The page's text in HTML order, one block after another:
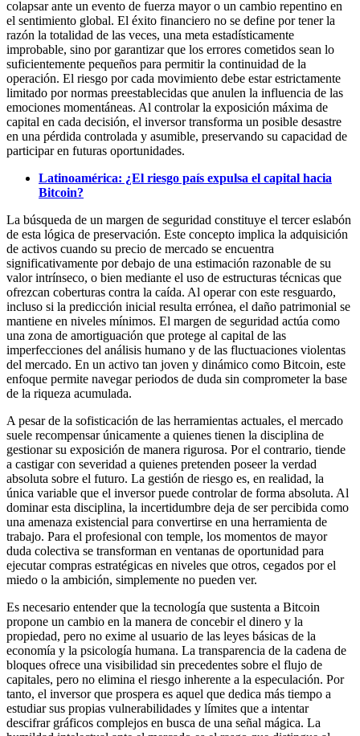
colapsar ante un evento de fuerza mayor o un cambio repentino en
el sentimiento global. El éxito financiero no se define por tener la
razón la totalidad de las veces, una meta estadísticamente
improbable, sino por garantizar que los errores cometidos sean lo
suficientemente pequeños para permitir la continuidad de la
operación. El riesgo por cada movimiento debe estar estrictamente
limitado por normas preestablecidas que anulen la influencia de las
emociones momentáneas. Al controlar la exposición máxima de
capital en cada decisión, el inversor transforma un posible desastre
en una pérdida controlada y asumible, preservando su capacidad de
participar en futuras oportunidades.
Latinoamérica: ¿El riesgo país expulsa el capital hacia
Bitcoin?
La búsqueda de un margen de seguridad constituye el tercer eslabón
de esta lógica de preservación. Este concepto implica la adquisición
de activos cuando su precio de mercado se encuentra
significativamente por debajo de una estimación razonable de su
valor intrínseco, o bien mediante el uso de estructuras técnicas que
ofrezcan coberturas contra la caída. Al operar con este resguardo,
incluso si la predicción inicial resulta errónea, el daño patrimonial se
mantiene en niveles mínimos. El margen de seguridad actúa como
una zona de amortiguación que protege al capital de las
imperfecciones del análisis humano y de las fluctuaciones violentas
del mercado. En un activo tan joven y dinámico como Bitcoin, este
enfoque permite navegar periodos de duda sin comprometer la base
de la riqueza acumulada.
A pesar de la sofisticación de las herramientas actuales, el mercado
suele recompensar únicamente a quienes tienen la disciplina de
gestionar su exposición de manera rigurosa. Por el contrario, tiende
a castigar con severidad a quienes pretenden poseer la verdad
absoluta sobre el futuro. La gestión de riesgo es, en realidad, la
única variable que el inversor puede controlar de forma absoluta. Al
dominar esta disciplina, la incertidumbre deja de ser percibida como
una amenaza existencial para convertirse en una herramienta de
trabajo. Para el profesional con temple, los momentos de mayor
duda colectiva se transforman en ventanas de oportunidad para
ejecutar compras estratégicas en niveles que otros, cegados por el
miedo o la ambición, simplemente no pueden ver.
Es necesario entender que la tecnología que sustenta a Bitcoin
propone un cambio en la manera de concebir el dinero y la
propiedad, pero no exime al usuario de las leyes básicas de la
economía y la psicología humana. La transparencia de la cadena de
bloques ofrece una visibilidad sin precedentes sobre el flujo de
capitales, pero no elimina el riesgo inherente a la especulación. Por
tanto, el inversor que prospera es aquel que dedica más tiempo a
estudiar sus propias vulnerabilidades y límites que a intentar
descifrar gráficos complejos en busca de una señal mágica. La